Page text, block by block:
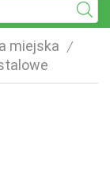
miejska /